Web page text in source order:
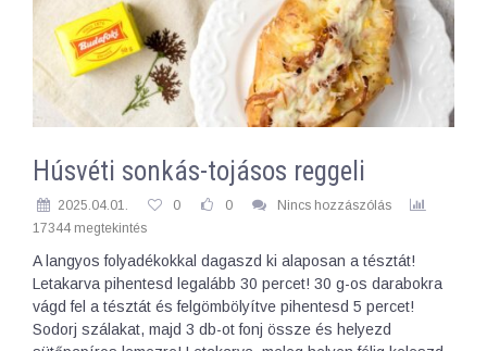
Húsvéti sonkás-tojásos reggeli
2025.04.01. 0 0
Nincs hozzászólás
17344 megtekintés
A langyos folyadékokkal dagaszd ki alaposan a tésztát!
Letakarva pihentesd legalább 30 percet! 30 g-os darabokra
vágd fel a tésztát és felgömbölyítve pihentesd 5 percet!
Sodorj szálakat, majd 3 db-ot fonj össze és helyezd